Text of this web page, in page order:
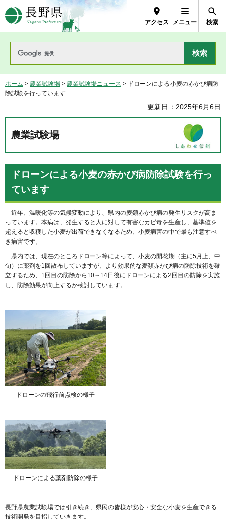
長野県Nagano Prefecture
アクセス メニュー 検索
ホーム > 農業試験場 > 農業試験場ニュース > ドローンによる小麦の赤かび病防
除試験を行っています
更新日：2025年6月6日
農業試験場
ドローンによる小麦の赤かび病防除試験を行っ
ています
近年、温暖化等の気候変動により、県内の麦類赤かび病の発生リスクが高ま
っています。本病は、発生すると人に対して有害なカビ毒を生産し、基準値を
超えると収穫した小麦が出荷できなくなるため、小麦病害の中で最も注意すべ
き病害です。
県内では、現在のところドローン等によって、小麦の開花期（主に5月上、中
旬）に薬剤を1回散布していますが、より効果的な麦類赤かび病の防除技術を確
立するため、1回目の防除から10～14日後にドローンによる2回目の防除を実施
し、防除効果が向上するか検討しています。
ドローンの飛行前点検の様子
ドローンによる薬剤防除の様子
長野県農業試験場では引き続き、県民の皆様が安心・安全な小麦を生産できる
技術開発を目指していきます。